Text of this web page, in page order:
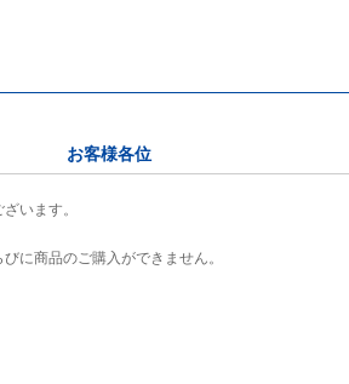
お客様各位
います。
に商品のご購入ができません。